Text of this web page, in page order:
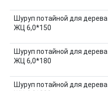
Шуруп потайной для дерева
ЖЦ 6,0*150
Шуруп потайной для дерева
ЖЦ 6,0*180
Шуруп потайной для дерева